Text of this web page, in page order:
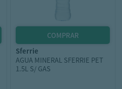
sferrie
AGUA MINERAL SFERRIE PET
1.5L S/ GAS